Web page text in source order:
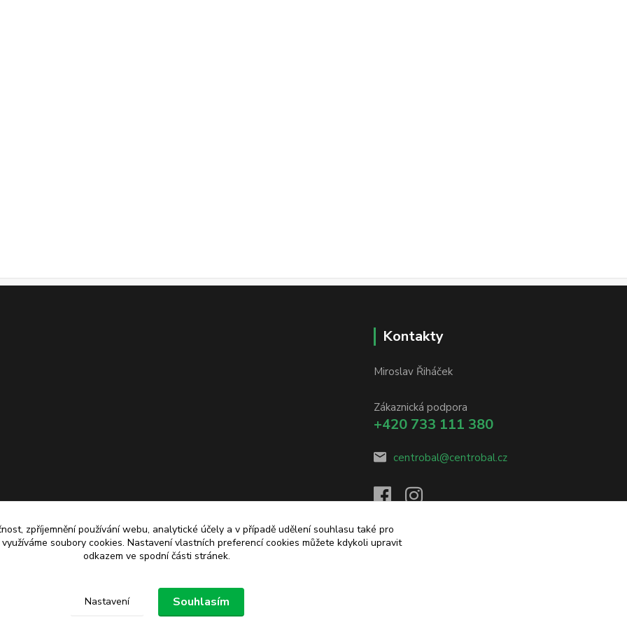
Kontakty
Miroslav Řiháček
Zákaznická podpora
+420 733 111 380
centrobal@centrobal.cz
zpříjemnění používání webu, analytické účely a v případě udělení souhlasu také pro
soubory cookies. Nastavení vlastních preferencí cookies můžete kdykoli upravit
odkazem ve spodní části stránek.
Nastavení Souhlasím